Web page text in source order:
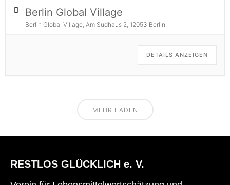
Berlin Global Village
Berlin Global Village, Am Sudhaus 2, 12053 Berlin
DETAILS ANZEIGEN
MEHR LADEN
RESTLOS GLÜCKLICH e. V.